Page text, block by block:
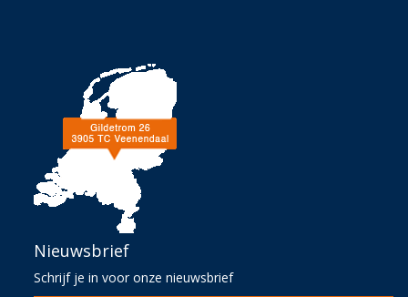
Nieuwsbrief
Schrijf je in voor onze nieuwsbrief